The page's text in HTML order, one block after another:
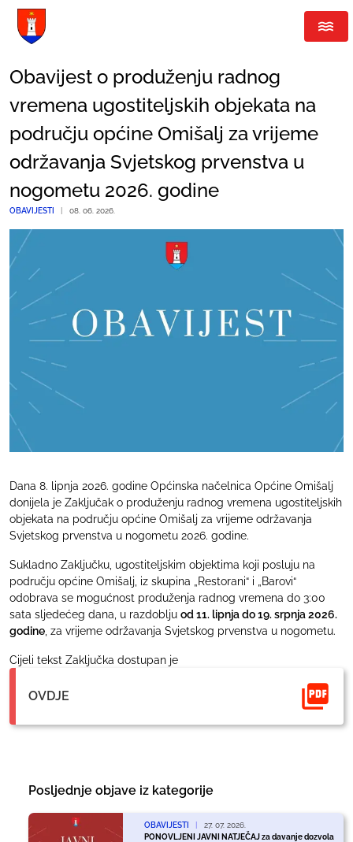
Obavijest o produženju radnog
vremena ugostiteljskih objekata na
području općine Omišalj za vrijeme
održavanja Svjetskog prvenstva u
nogometu 2026. godine
OBAVIJESTI | 08. 06. 2026.
Dana 8. lipnja 2026. godine Općinska načelnica Općine Omišalj
donijela je Zaključak o produženju radnog vremena ugostiteljskih
objekata na području općine Omišalj za vrijeme održavanja
Svjetskog prvenstva u nogometu 2026. godine.
Sukladno Zaključku, ugostiteljskim objektima koji posluju na
području općine Omišalj, iz skupina „Restorani“ i „Barovi“
odobrava se mogućnost produženja radnog vremena do 3:00
sata sljedećeg dana, u razdoblju od 11. lipnja do 19. srpnja 2026.
godine , za vrijeme održavanja Svjetskog prvenstva u nogometu.
Cijeli tekst Zaključka dostupan je
OVDJE
Posljednje objave iz kategorije
OBAVIJESTI |
27. 07. 2026.
PONOVLJENI JAVNI NATJEČAJ za davanje dozvola